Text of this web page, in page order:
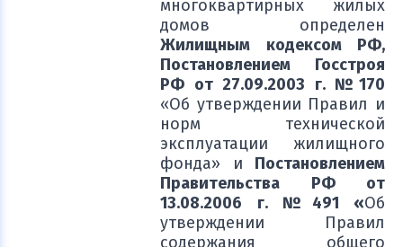
многоквартирных жилых
домов определен
Жилищным кодексом РФ,
Постановлением Госстроя
РФ от 27.09.2003 г. №170
«Об утверждении Правил и
норм технической
эксплуатации жилищного
фонда» и Постановлением
Правительства РФ от
13.08.2006 г. №491 «Об
утверждении Правил
содержания общего